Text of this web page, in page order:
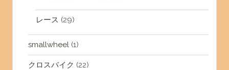
レース (29)
smallwheel(1)
クロスバイク (22)